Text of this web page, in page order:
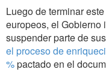
Luego de terminar
europeos, el Gobierno
suspender parte de
el proceso de
%pactado en el